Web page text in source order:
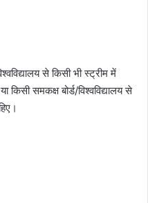
से किसी भी स्ट्रीम में
किसी समकक्ष बोर्ड/विश्वविद्यालय से